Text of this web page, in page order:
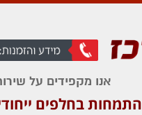
אנו מקפידים על
התמחות בחלפים